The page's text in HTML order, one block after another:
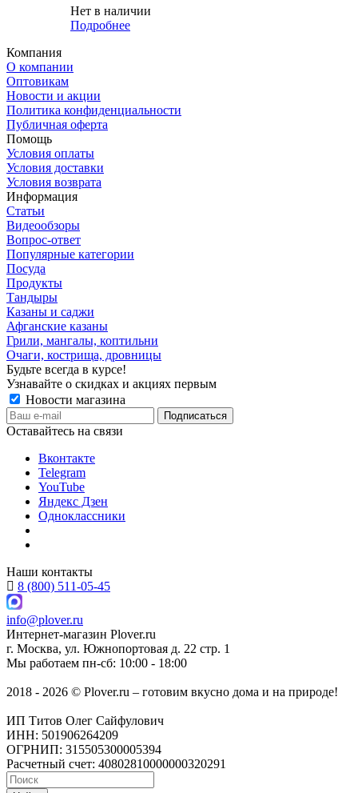
Нет в наличии
Подробнее
Компания
О компании
Оптовикам
Новости и акции
Политика конфиденциальности
Публичная оферта
Помощь
Условия оплаты
Условия доставки
Условия возврата
Информация
Статьи
Видеообзоры
Вопрос-ответ
Популярные категории
Посуда
Продукты
Тандыры
Казаны и саджи
Афганские казаны
Грили, мангалы, коптильни
Очаги, кострища, дровницы
Будьте всегда в курсе!
Узнавайте о скидках и акциях первым
Новости магазина
Оставайтесь на связи
Вконтакте
Telegram
YouTube
Яндекс Дзен
Одноклассники
Наши контакты
8 (800) 511-05-45
info@plover.ru
Интернет-магазин Plover.ru
г. Москва, ул. Южнопортовая д. 22 стр. 1
Мы работаем пн-сб: 10:00 - 18:00
2018 - 2026 © Plover.ru – готовим вкусно дома и на природе!
ИП Титов Олег Сайфулович
ИНН: 501906264209
ОГРНИП: 315505300005394
Расчетный счет: 40802810000000320291